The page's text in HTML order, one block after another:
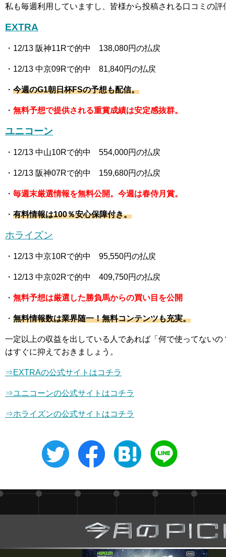
私も毎週利用していますし、皆様から投稿される口コミの
EXTRA
・12/13 阪神11Rで的中 138,080円の払戻
・12/13 中京09Rで的中 81,840円の払戻
・ 今週のG1朝日杯FSの予想も配信。
・ 無料予想で提供される重賞成績は安定感抜群。
ユニコーン
・12/13 中山10Rで的中 554,000円の払戻
・12/13 阪神07Rで的中 159,680円の払戻
・ 毎週末厳選情報を無料公開。今週は春侍月賞。
・ 有料情報は100％安心保障付き。
ホライズン
・12/13 中京10Rで的中 95,550円の払戻
・12/13 中京02Rで的中 409,750円の払戻
・ 無料予想は厳選した勝負馬からの買い目を公開
・ 無料情報数は業界随一！無料コンテンツも充実。
一定以上の収益を出している人であれば「何で使ってない
はすぐに抑えておきましょう。
⇒EXTRAの公式サイトはコチラ
⇒ユニコーンの公式サイトはコチラ
⇒ホライズンの公式サイトはコチラ